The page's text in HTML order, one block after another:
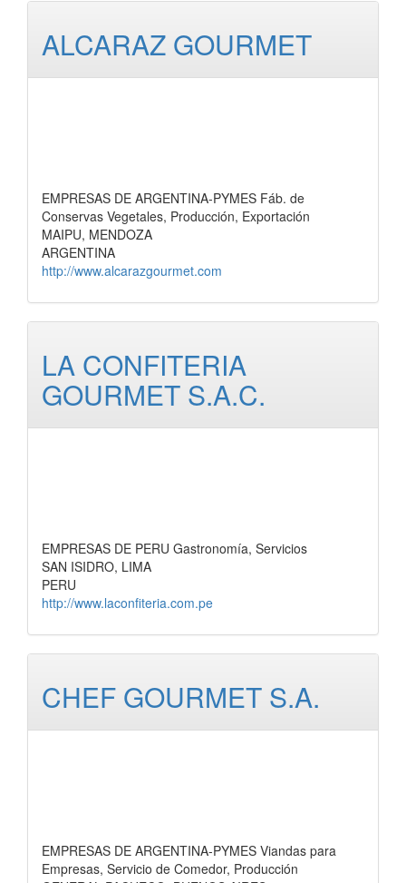
ALCARAZ GOURMET
EMPRESAS DE ARGENTINA-PYMES Fáb. de
Conservas Vegetales, Producción, Exportación
MAIPU, MENDOZA
ARGENTINA
http://www.alcarazgourmet.com
LA CONFITERIA
GOURMET S.A.C.
EMPRESAS DE PERU Gastronomía, Servicios
SAN ISIDRO, LIMA
PERU
http://www.laconfiteria.com.pe
CHEF GOURMET S.A.
EMPRESAS DE ARGENTINA-PYMES Viandas para
Empresas, Servicio de Comedor, Producción